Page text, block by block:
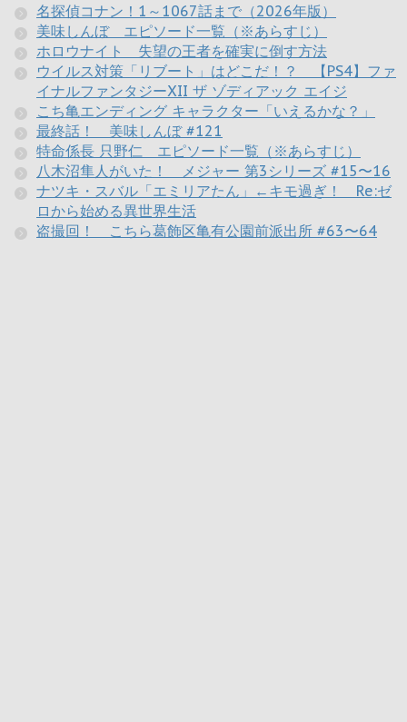
名探偵コナン！1～1067話まで（2026年版）
美味しんぼ エピソード一覧（※あらすじ）
ホロウナイト 失望の王者を確実に倒す方法
ウイルス対策「リブート」はどこだ！？ 【PS4】ファ
イナルファンタジーXII ザ ゾディアック エイジ
こち亀エンディング キャラクター「いえるかな？」
最終話！ 美味しんぼ #121
特命係長 只野仁 エピソード一覧（※あらすじ）
八木沼隼人がいた！ メジャー 第3シリーズ #15〜16
ナツキ・スバル「エミリアたん」←キモ過ぎ！ Re:ゼ
ロから始める異世界生活
盗撮回！ こちら葛飾区亀有公園前派出所 #63〜64